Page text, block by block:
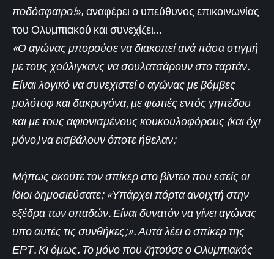
ποδόσφαιρο!», αναφέρει ο υπεύθυνος επικοινωνίας
του Ολυμπιακού και συνεχίζει…
«Ο αγώνας μπορούσε να διακοπεί ανά πάσα στιγμή
με τους χούλιγκανς να σουλατσάρουν στο ταρτάν.
Είναι λογικό να συνεχιστεί ο αγώνας με βόμβες
μολότοφ και δακρυγόνα, με φωτιές εντός γηπέδου
και με τους αφιονισμένους κουκουλοφόρους (και όχι
μόνο) να εισβάλουν όποτε ήθελαν;
Μήπως ακούτε τον σπίκερ στο βίντεο που εσείς οι
ίδιοι δημοσιεύσατε; «Υπάρχει πόρτα ανοιχτή στην
εξέδρα των οπαδών. Είναι δυνατόν να γίνει αγώνας
υπο αυτές τις συνθήκες;». Αυτά λέει ο σπίκερ της
ΕΡΤ. Κι όμως. Το μόνο που ζητούσε ο Ολυμπιακός